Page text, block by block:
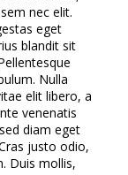
nec elit.
eget
blandit sit
Nulla
elit libero, a
venenatis
diam eget
justo odio,
Duis mollis,